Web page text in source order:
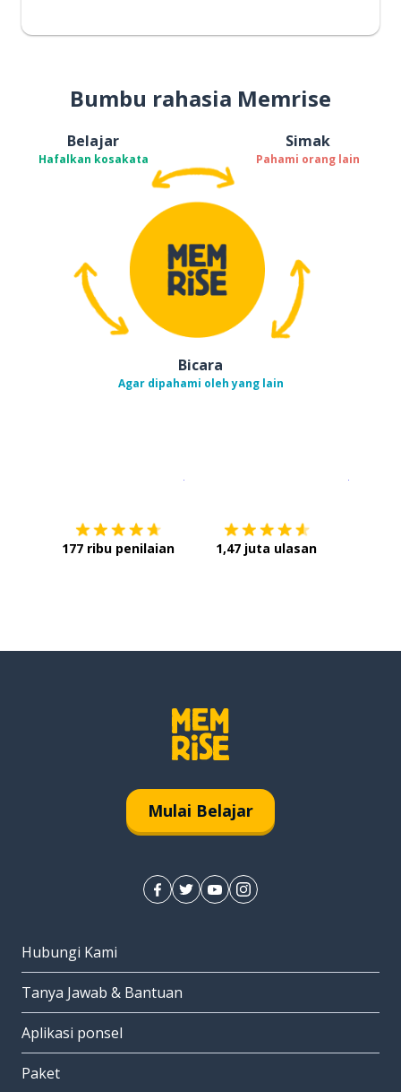
Bumbu rahasia Memrise
Belajar
Hafalkan kosakata
Simak
Pahami orang lain
Bicara
Agar dipahami oleh yang lain
177 ribu penilaian 1,47 juta ulasan
Mulai Belajar
Hubungi Kami
Tanya Jawab & Bantuan
Aplikasi ponsel
Paket